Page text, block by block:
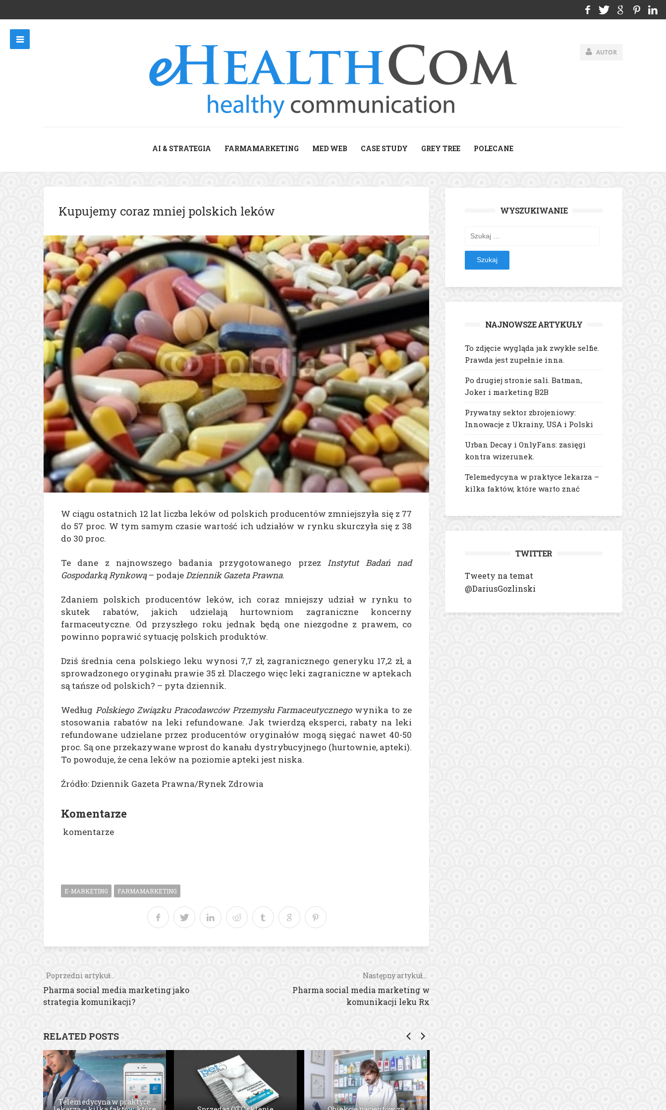
AUTOR
AI & STRATEGIA FARMAMARKETING MED WEB CASE STUDY GREY TREE POLECANE
Kupujemy coraz mniej polskich leków
W ciągu ostatnich 12 lat liczba leków od polskich producentów zmniejszyła się z 77
do 57 proc. W tym samym czasie wartość ich udziałów w rynku skurczyła się z 38
do 30 proc.
Te dane z najnowszego badania przygotowanego przezInstytut Badań nad
Gospodarką Rynkową– podajeDziennik Gazeta Prawna.
Zdaniem polskich producentów leków, ich coraz mniejszy udział w rynku to
skutek rabatów, jakich udzielają hurtowniom zagraniczne koncerny
farmaceutyczne. Od przyszłego roku jednak będą one niezgodne z prawem, co
powinno poprawić sytuację polskich produktów.
Dziś średnia cena polskiego leku wynosi 7,7 zł, zagranicznego generyku 17,2 zł, a
sprowadzonego oryginału prawie 35 zł. Dlaczego więc leki zagraniczne w aptekach
są tańsze od polskich? – pyta dziennik.
Według Polskiego Związku Pracodawców Przemysłu Farmaceutycznegowynika to ze
stosowania rabatów na leki refundowane. Jak twierdzą eksperci, rabaty na leki
refundowane udzielane przez producentów oryginałów mogą sięgać nawet 40-50
proc. Są one przekazywane wprost do kanału dystrybucyjnego (hurtownie, apteki).
To powoduje, że cena leków na poziomie apteki jest niska.
Źródło: Dziennik Gazeta Prawna/Rynek Zdrowia
Komentarze
komentarze
E-MARKETING FARMAMARKETING
Poprzedni artykuł...
Pharma social media marketing jako
strategia komunikacji?
Następny artykuł...
Pharma social media marketing w
komunikacji leku Rx
RELATED POSTS
Telemedycyna w praktyce Budowanie pozytywnych
WYSZUKIWANIE
Szukaj:
NAJNOWSZE ARTYKUŁY
To zdjęcie wygląda jak zwykłe selfie.
Prawda jest zupełnie inna.
Po drugiej stronie sali. Batman,
Joker i marketing B2B
Prywatny sektor zbrojeniowy:
Innowacje z Ukrainy, USA i Polski
Urban Decay i OnlyFans: zasięgi
kontra wizerunek.
Telemedycyna w praktyce lekarza –
kilka faktów, które warto znać
TWITTER
Tweety na temat
@DariusGozlinski